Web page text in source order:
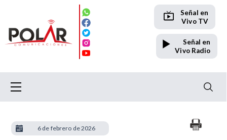
Señal en
Vivo TV
Señal en
Vivo Radio
6 de febrero de 2026